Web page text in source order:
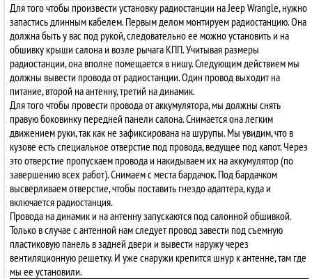
Для того чтобы произвести установку радиостанции на Jeep Wrangle, нужно
запастись длинным кабелем. Первым делом монтируем радиостанцию. Она
должна быть у вас под рукой, следовательно ее можно установить и на
обшивку крыши салона и возле рычага КПП. Учитывая размеры
радиостанции, она вполне помещается в нишу. Следующим действием мы
должны вывести провода от радиостанции. Один провод выходит на
питание, второй на антенну, третий на динамик.
Для того чтобы провести провода от аккумулятора, мы должны снять
правую боковинку передней панели салона. Снимается она легким
движением руки, так как не зафиксирована на шурупы. Мы увидим, что в
кузове есть специальное отверстие под провода, ведущее под капот. Через
это отверстие пропускаем провода и накидываем их на аккумулятор (по
завершению всех работ). Снимаем с места бардачок. Под бардачком
высверливаем отверстие, чтобы поставить гнездо адаптера, куда и
включается радиостанция.
Провода на динамик и на антенну запускаются под салонной обшивкой.
Только в случае с антенной нам следует провод завести под съемную
пластиковую панель в задней двери и вывести наружу через
вентиляционную решетку. И уже снаружи крепится шнур к антенне, там где
мы ее установили.